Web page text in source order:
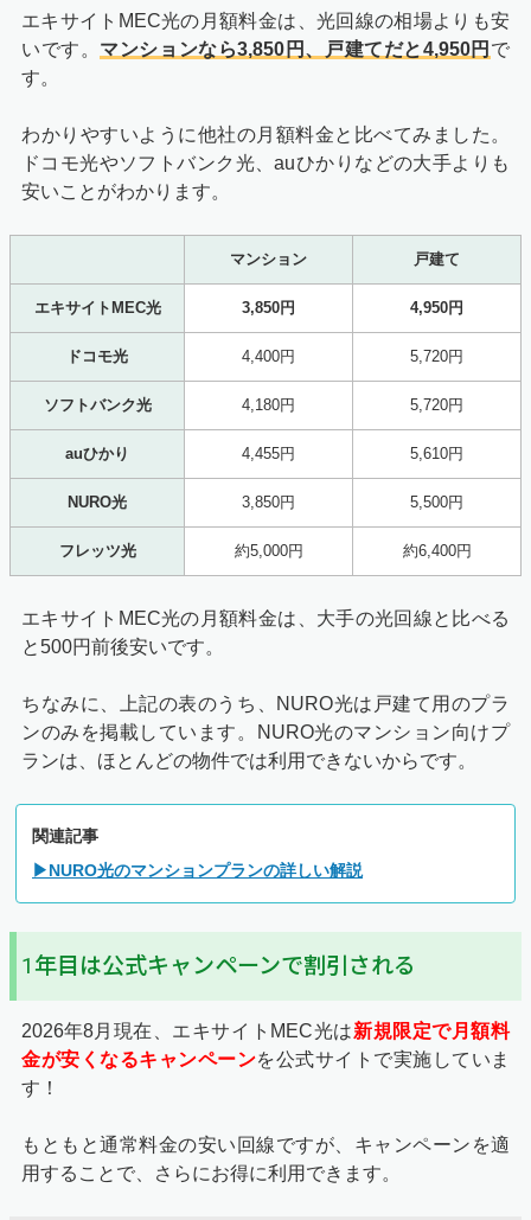
エキサイトMEC光の月額料金は、光回線の相場よりも安
いです。 マンションなら3,850円、戸建てだと4,950円 で
す。
わかりやすいように他社の月額料金と比べてみました。
ドコモ光やソフトバンク光、auひかりなどの大手よりも
安いことがわかります。
マンション 戸建て
エキサイトMEC光 3,850円 4,950円
ドコモ光 4,400円 5,720円
ソフトバンク光 4,180円 5,720円
auひかり 4,455円 5,610円
NURO光 3,850円 5,500円
フレッツ光 約5,000円 約6,400円
エキサイトMEC光の月額料金は、大手の光回線と比べる
と500円前後安いです。
ちなみに、上記の表のうち、NURO光は戸建て用のプラ
ンのみを掲載しています。NURO光のマンション向けプ
ランは、ほとんどの物件では利用できないからです。
関連記事
▶NURO光のマンションプランの詳しい解説
1年目は公式キャンペーンで割引される
2026年8月 現在、エキサイトMEC光は新規限定で月額料
金が安くなるキャンペーンを公式サイトで実施していま
す！
もともと通常料金の安い回線ですが、キャンペーンを適
用することで、さらにお得に利用できます。